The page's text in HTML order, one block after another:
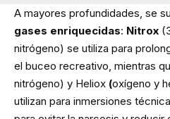
A mayores profundidades, se
gases enriquecidas: Nitrox
nitrógeno) se utiliza para
el buceo recreativo, mientras
nitrógeno) y Heliox (oxígeno y
utilizan para inmersiones